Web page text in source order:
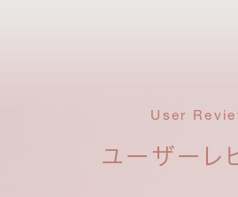
User
ユーザーレ
フローラシリ